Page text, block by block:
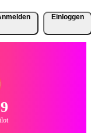
Einloggen